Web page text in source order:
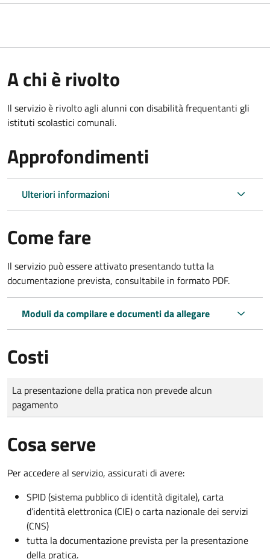
A chi è rivolto
Il servizio è rivolto agli alunni con disabilità frequentanti gli
istituti scolastici comunali.
Approfondimenti
Ulteriori informazioni
Come fare
Il servizio può essere attivato presentando tutta la
documentazione prevista, consultabile in formato PDF.
Moduli da compilare e documenti da allegare
Costi
Tipo di pagamento
Importo
La presentazione della pratica non prevede alcun
pagamento
Cosa serve
Per accedere al servizio, assicurati di avere:
SPID (sistema pubblico di identità digitale), carta
d’identità elettronica (CIE) o carta nazionale dei servizi
(CNS)
tutta la documentazione prevista per la presentazione
della pratica.